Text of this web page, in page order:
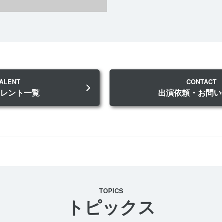
ント一覧
CONTACT
出演依頼・お問
TOPICS
トピックス